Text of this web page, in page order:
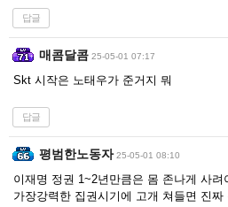
답글
매콤달콤 25-05-01 07:17
Skt 시작은 노태우가 준거지 뭐
답글
평범한노동자 25-05-01 08:10
이재명 정권 1~2년만큼은 몸 존나게 사려
가장강력한 집권시기에 고개 쳐들면 진짜